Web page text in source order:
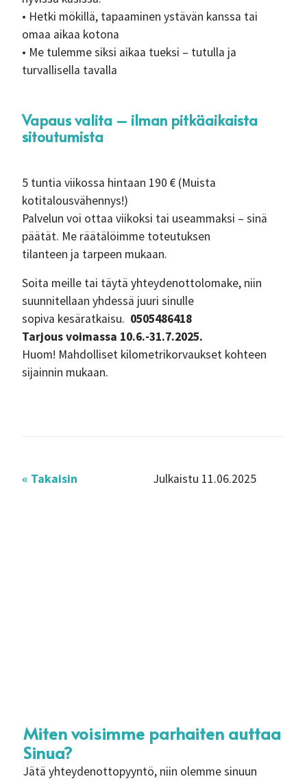
• Hetki mökillä, tapaaminen ystävän kanssa tai
omaa aikaa kotona
• Me tulemme siksi aikaa tueksi – tutulla ja
turvallisella tavalla
Vapaus valita – ilman pitkäaikaista
sitoutumista
5 tuntia viikossa hintaan 190 € (Muista
kotitalousvähennys!)
Palvelun voi ottaa viikoksi tai useammaksi – sinä
päätät. Me räätälöimme toteutuksen
tilanteen ja tarpeen mukaan.
Soita meille tai täytä yhteydenottolomake, niin
suunnitellaan yhdessä juuri sinulle
sopiva kesäratkaisu. 0505486418
Tarjous voimassa 10.6.-31.7.2025.
Huom! Mahdolliset kilometrikorvaukset kohteen
sijainnin mukaan.
« Takaisin Julkaistu 11.06.2025
Miten voisimme parhaiten auttaa
Sinua?
Jätä yhteydenottopyyntö, niin olemme sinuun